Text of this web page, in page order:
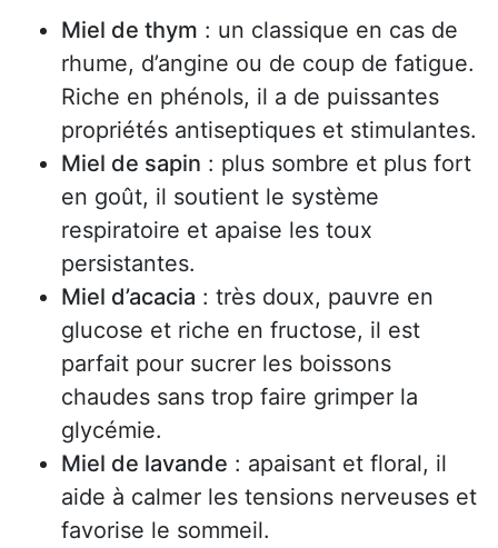
Miel de thym : un classique en cas de
rhume, d’angine ou de coup de fatigue.
Riche en phénols, il a de puissantes
propriétés antiseptiques et stimulantes.
Miel de sapin : plus sombre et plus fort
en goût, il soutient le système
respiratoire et apaise les toux
persistantes.
Miel d’acacia : très doux, pauvre en
glucose et riche en fructose, il est
parfait pour sucrer les boissons
chaudes sans trop faire grimper la
glycémie.
Miel de lavande : apaisant et floral, il
aide à calmer les tensions nerveuses et
favorise le sommeil.